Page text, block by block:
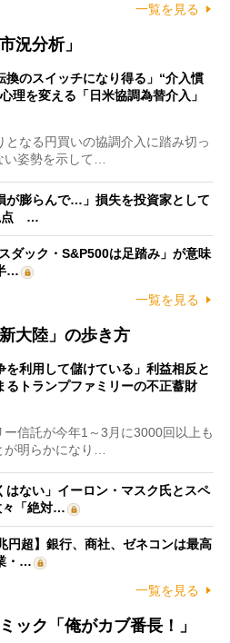
一覧を見る
況分析」
換のスイッチになり得る」“介入慣
理を変える「日米協調為替介入」
なる円買いの協調介入に踏み切っ
姿勢を示して…
が膨らんで…」損失を投資家として
点 …
ダック・S&P500は足踏み」が意味
…
一覧を見る
大陸」の歩き方
を利用して儲けている」利益相反と
るトランプファミリーの不正蓄財
信託が今年1～3月に3000回以上も
明らかになり…
はない」イーロン・マスク氏とスペ
々「絶対…
円超】銀行、商社、ゼネコンは最高
・…
一覧を見る
ック「俺がカブ番長！」